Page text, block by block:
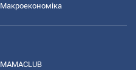
Макроекономіка
MAMACLUB